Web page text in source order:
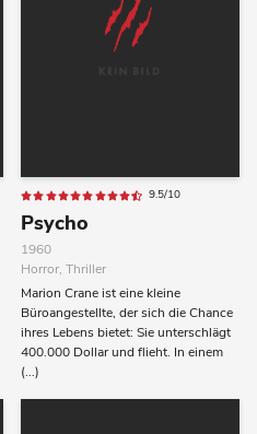
9.5/10
Psycho
1960
Horror, Thriller
Marion Crane ist eine kleine
Büroangestellte, der sich die Chance
ihres Lebens bietet: Sie unterschlägt
400.000 Dollar und flieht. In einem
(...)